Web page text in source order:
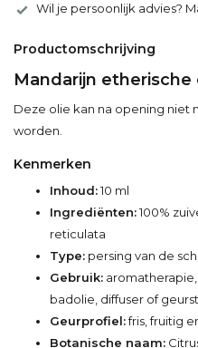
Wil je persoonlijk advies?
Productomschrijving
Mandarijn etherische
Deze olie kan na opening
worden.
Kenmerken
Inhoud:10 ml
Ingrediënten:100%
reticulata
Type: persing van de
Gebruik:
badolie, diffuser of
Geurprofiel:fris, fruitig
Botanische naam: